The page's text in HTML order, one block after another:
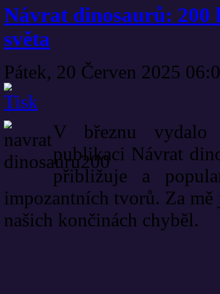
Návrat dinosaurů: 200
světa
Pátek, 20 Červen 2025
V březnu vydalo
publikaci Návrat
přibližuje a
impozantních tvorů. Za
našich končinách chyběl.